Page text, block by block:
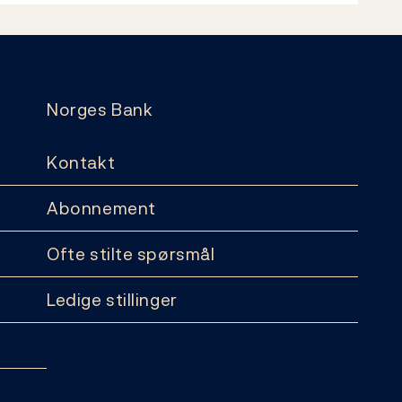
Norges Bank
Kontakt
Abonnement
Ofte stilte spørsmål
Ledige stillinger